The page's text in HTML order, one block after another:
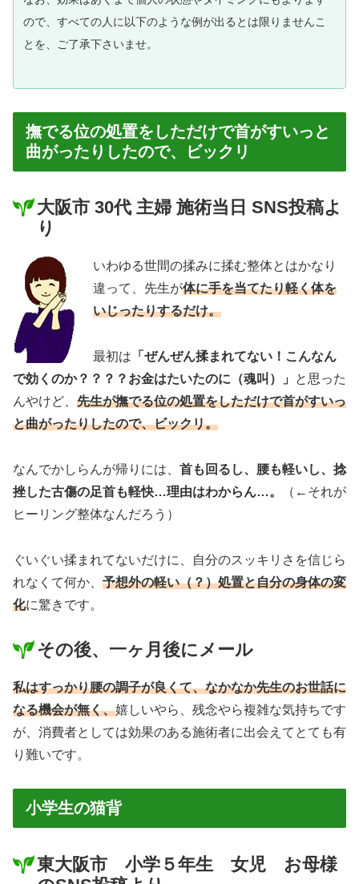
ので、すべての人に以下のような例が出るとは限りませんこ
とを、ご了承下さいませ。
撫でる位の処置をしただけで首がすいっと
曲がったりしたので、ビックリ
大阪市 30代 主婦 施術当日 SNS投稿よ
り
いわゆる世間の揉みに揉む整体とはかなり
違って、先生が体に手を当てたり軽く体を
いじったりするだけ。
最初は 「ぜんぜん揉まれてない！ こんなん
で効くのか？？？？お金はたいたのに（魂叫）」
と思った
んやけど、 先生が撫でる位の処置をしただけで首がすいっ
と曲がったりしたので、ビックリ。
なんでかしらんが帰りには、 首も回るし、腰も軽いし、捻
挫した古傷の足首も軽快…理由はわからん…。
（←それが
ヒーリング整体なんだろう）
ぐいぐい揉まれてないだけに、自分のスッキリさを信じら
れなくて何か、 予想外の軽い（？）処置と自分の身体の変
化に驚きです。
その後、一ヶ月後にメール
私はすっかり腰の調子が良くて、なかなか先生のお世話に
なる機会が無く、嬉しいやら、残念やら複雑な気持ちです
が、消費者としては効果のある施術者に出会えてとても有
り難いです。
小学生の猫背
東大阪市 小学５年生 女児 お母様